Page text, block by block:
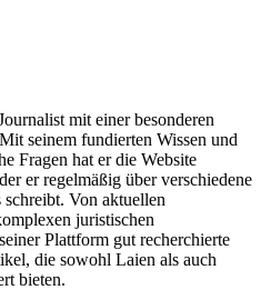
mit einer besonderen
seinem fundierten Wissen und
Fragen hat er die Website
er regelmäßig über verschiedene
schreibt. Von aktuellen
juristischen
Plattform gut recherchierte
die sowohl Laien als auch
bieten.